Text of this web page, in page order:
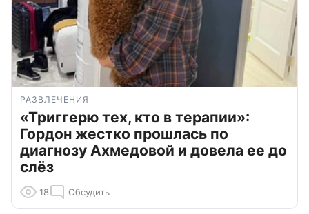
РАЗВЛЕЧЕНИЯ
«Триггерю тех, кто в терапии»:
Гордон жестко прошлась по
диагнозу Ахмедовой и довела ее до
слёз
18 Обсудить